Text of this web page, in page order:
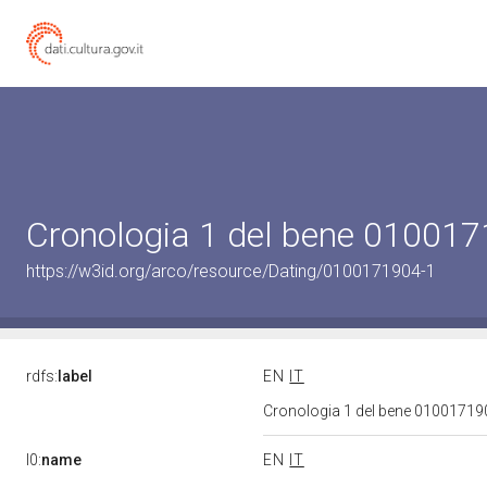
Cronologia 1 del bene
https://w3id.org/arco/resource/Dating/0100171904-1
rdfs: label EN
IT
Cronologia 1 del bene
l0:name EN
IT